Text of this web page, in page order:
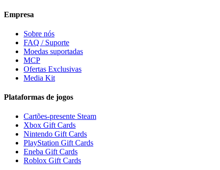
Empresa
Sobre nós
FAQ / Suporte
Moedas suportadas
MCP
Ofertas Exclusivas
Media Kit
Plataformas de jogos
Cartões-presente Steam
Xbox Gift Cards
Nintendo Gift Cards
PlayStation Gift Cards
Eneba Gift Cards
Roblox Gift Cards